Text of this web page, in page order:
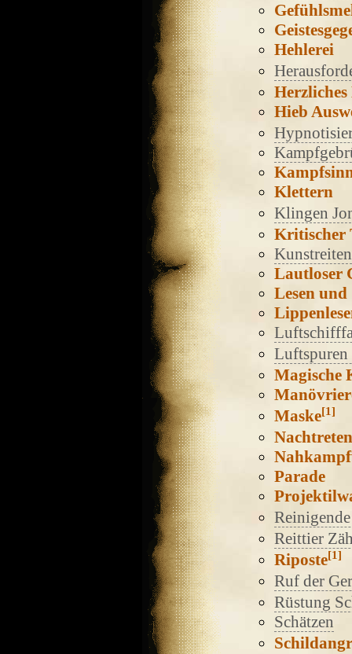
Hehlerei
Hieb
Klettern
Klingen
Kritischer
Kunstreiten
Lautloser
Lesen
Luftspuren
Magische
Maske[1]
Nachtreten
Parade
Reittier
Riposte[1]
Ruf der
Rüstung
Schätzen